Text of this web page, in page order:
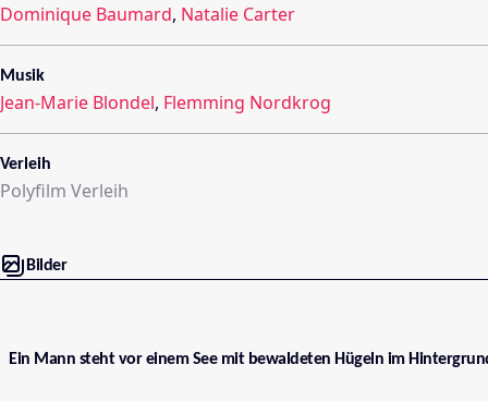
Dominique Baumard, Natalie Carter
Musik
Jean-Marie Blondel, Flemming Nordkrog
Verleih
Polyfilm Verleih
Bilder
Ein Mann steht vor einem See mit bewaldeten Hügeln im